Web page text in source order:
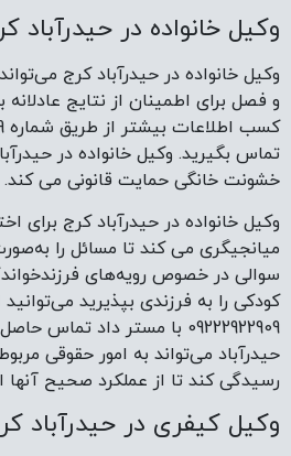
وکیل خانواده در حیدرآباد
وکیل خانواده در حیدرآباد کرج
و فصل برای اطمینان از نتایج
تماس بگیرید. وکیل خانواده در
خشونت خانگی حمایت قانونی می کند.
وکیل خانواده در حیدرآباد کرج برای
میانجیگری می ‌کند تا مسائل را
سوالی در خصوص رویه‌های
کودکی را به فرزندی بپذیرید
09222922909 با مستر داد
حیدرآباد می‌تواند به امور حقوقی
رسیدگی کند تا از عملکرد صحیح
وکیل کیفری در حیدرآباد